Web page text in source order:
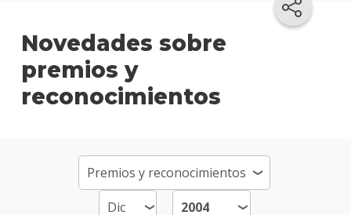
Novedades sobre
premios y
reconocimientos